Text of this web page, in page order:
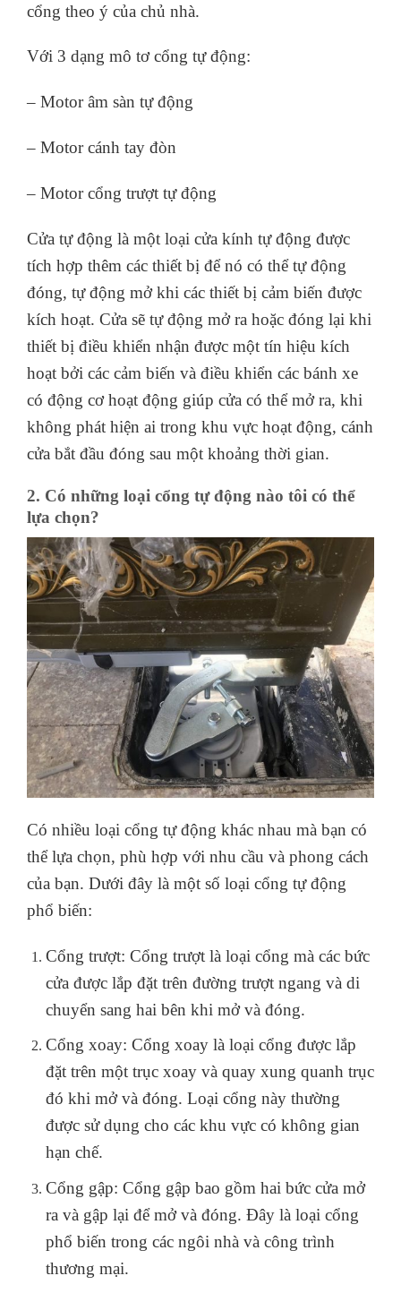
cổng theo ý của chủ nhà.
Với 3 dạng mô tơ cổng tự động:
– Motor âm sàn tự động
– Motor cánh tay đòn
– Motor cổng trượt tự động
Cửa tự động là một loại cửa kính tự động được
tích hợp thêm các thiết bị để nó có thể tự động
đóng, tự động mở khi các thiết bị cảm biến được
kích hoạt. Cửa sẽ tự động mở ra hoặc đóng lại khi
thiết bị điều khiển nhận được một tín hiệu kích
hoạt bởi các cảm biến và điều khiển các bánh xe
có động cơ hoạt động giúp cửa có thể mở ra, khi
không phát hiện ai trong khu vực hoạt động, cánh
cửa bắt đầu đóng sau một khoảng thời gian.
2. Có những loại cổng tự động nào tôi có thể
lựa chọn?
Có nhiều loại cổng tự động khác nhau mà bạn có
thể lựa chọn, phù hợp với nhu cầu và phong cách
của bạn. Dưới đây là một số loại cổng tự động
phổ biến:
Cổng trượt: Cổng trượt là loại cổng mà các bức
cửa được lắp đặt trên đường trượt ngang và di
chuyển sang hai bên khi mở và đóng.
Cổng xoay: Cổng xoay là loại cổng được lắp
đặt trên một trục xoay và quay xung quanh trục
đó khi mở và đóng. Loại cổng này thường
được sử dụng cho các khu vực có không gian
hạn chế.
Cổng gập: Cổng gập bao gồm hai bức cửa mở
ra và gập lại để mở và đóng. Đây là loại cổng
phổ biến trong các ngôi nhà và công trình
thương mại.